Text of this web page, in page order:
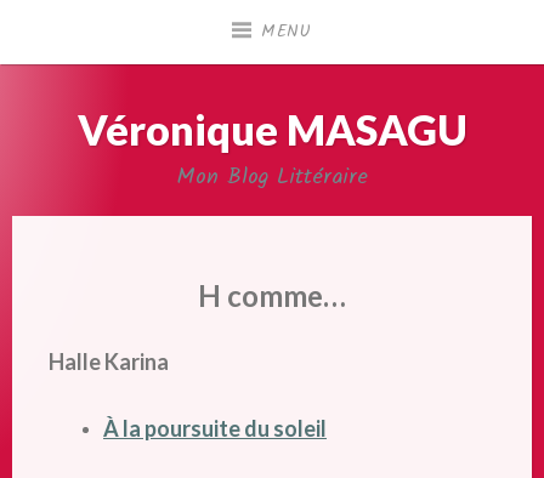
MENU
Véronique MASAGU
Mon Blog Littéraire
H comme…
Halle Karina
À la poursuite du soleil